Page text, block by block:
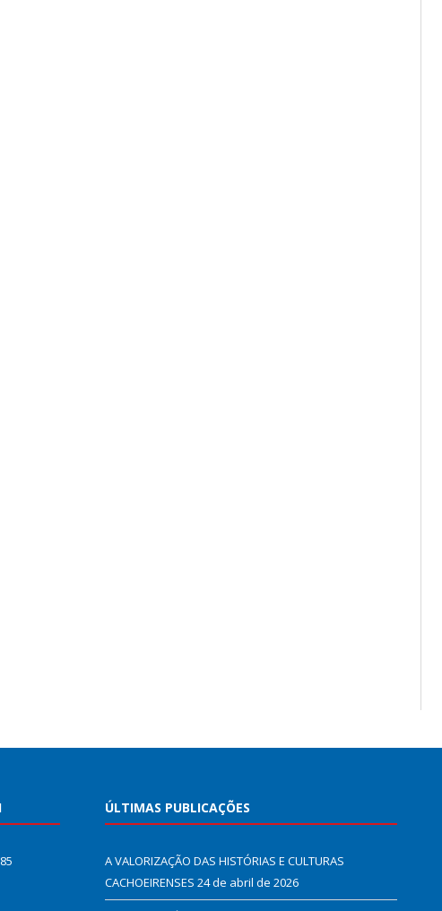
ÚLTIMAS PUBLICAÇÕES
A VALORIZAÇÃO DAS HISTÓRIAS E CULTURAS
CACHOEIRENSES 24 de abril de 2026